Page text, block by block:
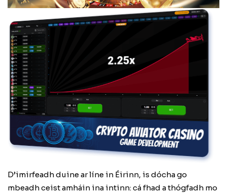
D’imirfeadh duine ar líne in Éirinn, is dócha go
mbeadh ceist amháin ina intinn: cá fhad a thógfadh mo